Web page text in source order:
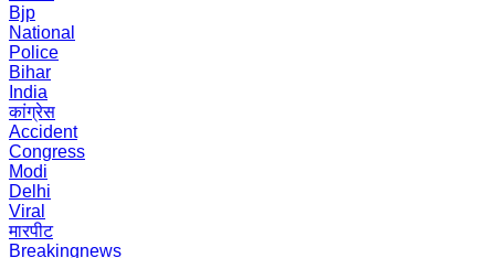
Bjp
National
Police
Bihar
India
कांग्रेस
Accident
Congress
Modi
Delhi
Viral
मारपीट
Breakingnews